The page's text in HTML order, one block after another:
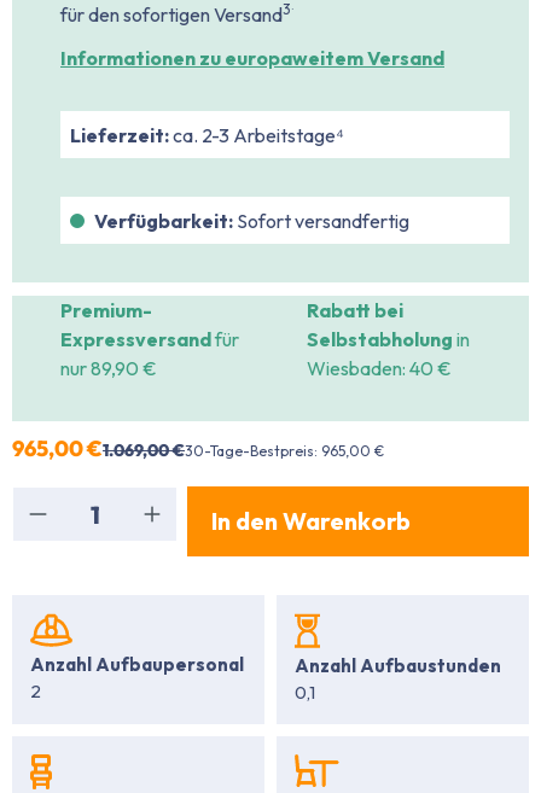
für den sofortigen Versand3
Informationen zu europaweitem Versand
Lieferzeit:ca. 2-3 Arbeitstage⁴
Verfügbarkeit:Sofort versandfertig
Premium-
Expressversandfür
nur 89,90 €
Rabatt bei
Selbstabholung in
Wiesbaden: 40 €
965,00 €1.069,00 €30-Tage-Bestpreis: 965,00 €
Produkt Anzahl: Gib den gewünschten Wert
In den Warenkorb
Anzahl Aufbaupersonal
2
Anzahl Aufbaustunden
0,1